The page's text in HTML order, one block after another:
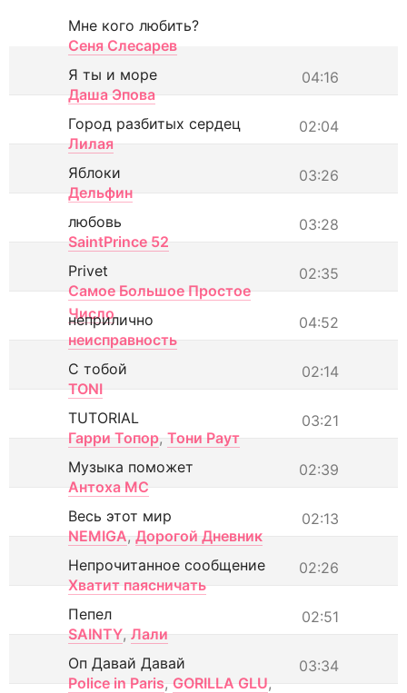
Мне кого любить?
Сеня Слесарев
04:16
Я ты и море
Даша Эпова
02:04
Город разбитых сердец
Лилая
03:26
Яблоки
Дельфин
03:28
любовь
SaintPrince 52
02:35
Privet
Самое Большое Простое
Число
04:52
неприлично
неисправность
02:14
С тобой
TONI
03:21
TUTORIAL
Гарри Топор, Тони Раут
02:39
Музыка поможет
Антоха МС
02:13
Весь этот мир
NEMIGA, Дорогой Дневник
02:26
Непрочитанное сообщение
Хватит паясничать
02:51
Пепел
SAINTY, Лали
03:34
Оп Давай Давай
Police in Paris, GORILLA GLU,